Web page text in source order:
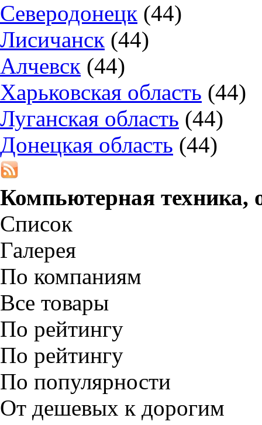
Северодонецк (44)
Лисичанск (44)
Алчевск (44)
Харьковская область (44)
Луганская область (44)
Донецкая область (44)
Компьютерная техника,
Список
Галерея
По компаниям
Все товары
По рейтингу
По рейтингу
По популярности
От дешевых к дорогим